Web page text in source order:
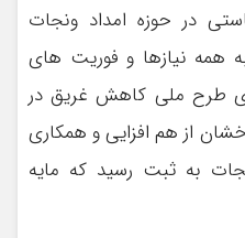
کاستی در حوزه امداد ونجات
همه نیازها و فوریت های
طرح ملی کاهش غریق در
از هم افزایی و همکاری
به ثبت رسید که مایه